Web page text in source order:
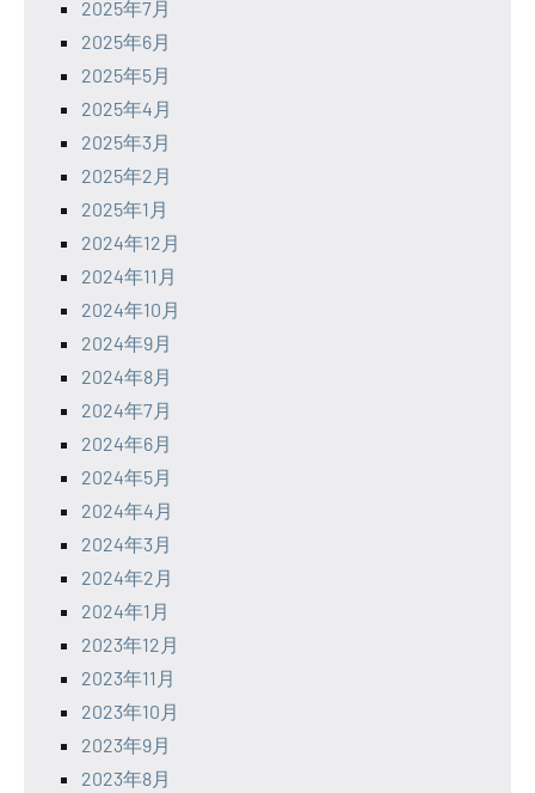
2025年7月
2025年6月
2025年5月
2025年4月
2025年3月
2025年2月
2025年1月
2024年12月
2024年11月
2024年10月
2024年9月
2024年8月
2024年7月
2024年6月
2024年5月
2024年4月
2024年3月
2024年2月
2024年1月
2023年12月
2023年11月
2023年10月
2023年9月
2023年8月